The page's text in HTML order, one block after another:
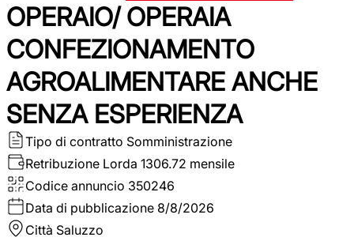
OPERAIO/ OPERAIA
CONFEZIONAMENTO
AGROALIMENTARE ANCHE
SENZA ESPERIENZA
Tipo di contratto Somministrazione
Retribuzione Lorda 1306.72 mensile
Codice annuncio 350246
Data di pubblicazione 8/8/2026
Città Saluzzo